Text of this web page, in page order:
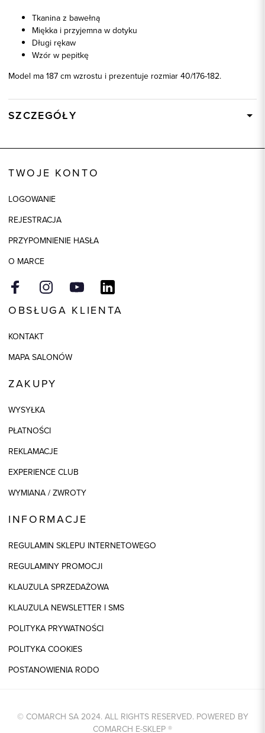
Tkanina z bawełną
Miękka i przyjemna w dotyku
Długi rękaw
Wzór w pepitkę
Model ma 187 cm wzrostu i prezentuje rozmiar 40/176-182.
SZCZEGÓŁY
Kolor
Skład tkaniny
TWOJE KONTO
LOGOWANIE
REJESTRACJA
PRZYPOMNIENIE HASŁA
O MARCE
OBSŁUGA KLIENTA
KONTAKT
MAPA SALONÓW
ZAKUPY
WYSYŁKA
PŁATNOŚCI
REKLAMACJE
EXPERIENCE CLUB
WYMIANA / ZWROTY
INFORMACJE
REGULAMIN SKLEPU INTERNETOWEGO
REGULAMINY PROMOCJI
KLAUZULA SPRZEDAŻOWA
KLAUZULA NEWSLETTER I SMS
POLITYKA PRYWATNOŚCI
POLITYKA COOKIES
POSTANOWIENIA RODO
© COMARCH SA 2024. ALL RIGHTS RESERVED. POWERED BY
COMARCH E-SKLEP ®